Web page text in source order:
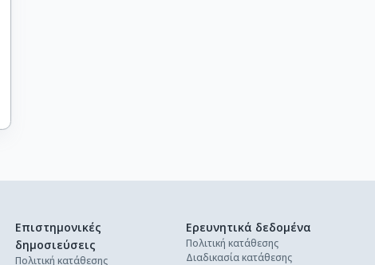
Επιστημονικές
δημοσιεύσεις
Πολιτική κατάθεσης
Ερευνητικά δεδομένα
Πολιτική κατάθεσης
Διαδικασία κατάθεσης